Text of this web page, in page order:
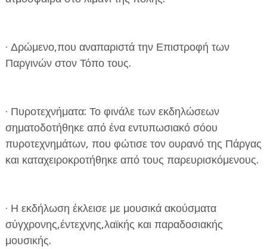
· Δρώμενο,που αναπαριστά την Επιστροφή των
Παργινών στον Τόπο τους.
· Πυροτεχνήματα: Το φινάλε των εκδηλώσεων
σηματοδοτήθηκε από ένα εντυπωσιακό σόου
πυροτεχνημάτων, που φώτισε τον ουρανό της Πάργας
και καταχειροκροτήθηκε από τους παρευρισκόμενους.
· Η εκδήλωση έκλεισε με μουσικά ακούσματα
σύγχρονης,έντεχνης,λαϊκής και παραδοσιακής
μουσικής.